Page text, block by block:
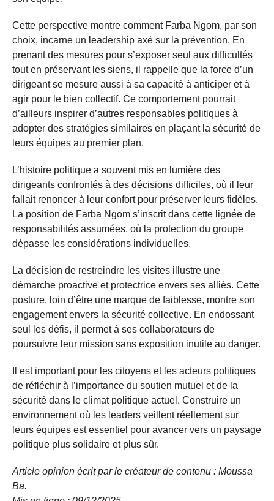
Cette perspective montre comment Farba Ngom, par son
choix, incarne un leadership axé sur la prévention. En
prenant des mesures pour s’exposer seul aux difficultés
tout en préservant les siens, il rappelle que la force d’un
dirigeant se mesure aussi à sa capacité à anticiper et à
agir pour le bien collectif. Ce comportement pourrait
d’ailleurs inspirer d’autres responsables politiques à
adopter des stratégies similaires en plaçant la sécurité de
leurs équipes au premier plan.
L’histoire politique a souvent mis en lumière des
dirigeants confrontés à des décisions difficiles, où il leur
fallait renoncer à leur confort pour préserver leurs fidèles.
La position de Farba Ngom s’inscrit dans cette lignée de
responsabilités assumées, où la protection du groupe
dépasse les considérations individuelles.
La décision de restreindre les visites illustre une
démarche proactive et protectrice envers ses alliés. Cette
posture, loin d’être une marque de faiblesse, montre son
engagement envers la sécurité collective. En endossant
seul les défis, il permet à ses collaborateurs de
poursuivre leur mission sans exposition inutile au danger.
Il est important pour les citoyens et les acteurs politiques
de réfléchir à l’importance du soutien mutuel et de la
sécurité dans le climat politique actuel. Construire un
environnement où les leaders veillent réellement sur
leurs équipes est essentiel pour avancer vers un paysage
politique plus solidaire et plus sûr.
Article opinion écrit par le créateur de contenu : Moussa
Ba.